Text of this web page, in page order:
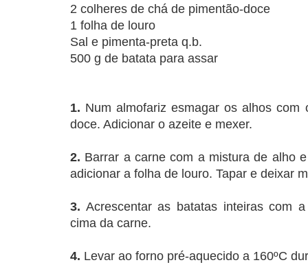
2 colheres de chá de pimentão-doce
1 folha de louro
Sal e pimenta-preta q.b.
500 g de batata para assar
1. Num almofariz esmagar os alhos
doce. Adicionar o azeite e mexer.
2. Barrar a carne com a mistura de alho
adicionar a folha de louro. Tapar e deixar
3. Acrescentar as batatas inteiras com
cima da carne.
4. Levar ao forno pré-aquecido a 160ºC